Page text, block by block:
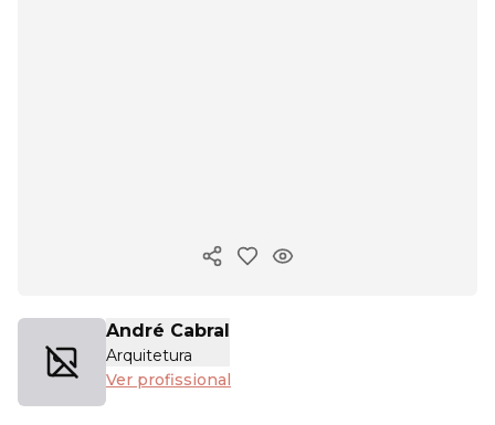
Copiar link
André Cabral
Arquitetura
Ver profissional